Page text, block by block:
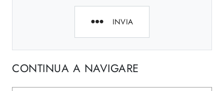
INVIA
CONTINUA A NAVIGARE